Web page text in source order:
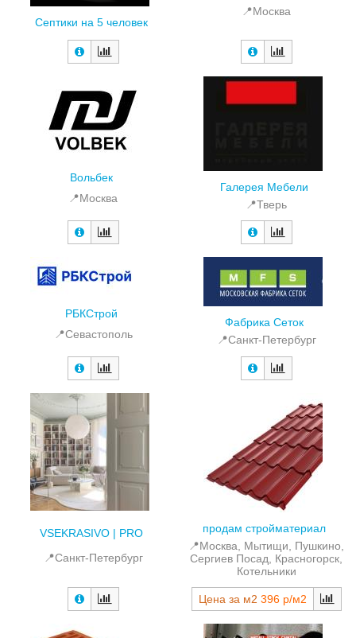
Септики на 5 человек
📍Москва
Вольбек
📍Москва
Галерея Мебели
📍Тверь
РБКСтрой
📍Севастополь
Фабрика Сеток
📍Санкт-Петербург
VSEKRASIVO | PRO
📍Санкт-Петербург
продам стройматериал
📍Москва, Мытищи, Пушкино,
Сергиев Посад, Красногорск,
Котельники
Цена за м2 396 р/м2